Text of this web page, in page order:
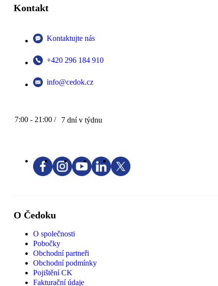
Kontakt
Kontaktujte nás
+420 296 184 910
info@cedok.cz
7:00 - 21:00 / 7 dní v týdnu
O Čedoku
O společnosti
Pobočky
Obchodní partneři
Obchodní podmínky
Pojištění CK
Fakturační údaje